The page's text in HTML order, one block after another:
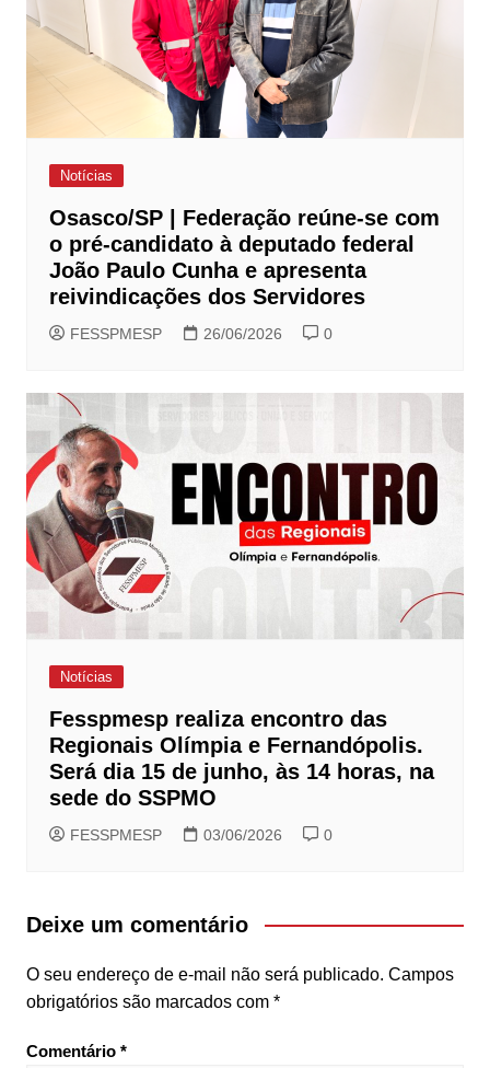
Notícias
Osasco/SP | Federação reúne-se com
o pré-candidato à deputado federal
João Paulo Cunha e apresenta
reivindicações dos Servidores
FESSPMESP 26/06/2026 0
Notícias
Fesspmesp realiza encontro das
Regionais Olímpia e Fernandópolis.
Será dia 15 de junho, às 14 horas, na
sede do SSPMO
FESSPMESP 03/06/2026 0
Deixe um comentário
O seu endereço de e-mail não será publicado. Campos
obrigatórios são marcados com *
Comentário *